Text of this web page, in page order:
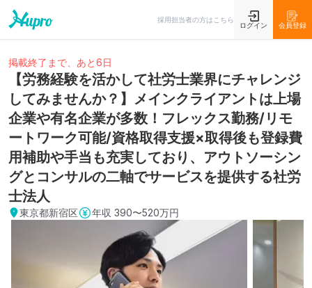
採用担当者の方はこちら
ログイン 会員登録
掲載終了まで、あと6日
【労務経験を活かして社労士業界にチャレンジ
してみませんか？】メインクライアントは上場
企業や有名企業が多数！フレックス勤務/リモ
ートワーク可能/資格取得支援×取得後も登録費
用補助や手当も充実しており、アウトソーシン
グとコンサルの二軸でサービスを提供する社労
士法人
東京都新宿区 年収 390〜520万円